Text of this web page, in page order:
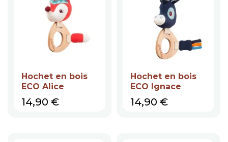
Hochet en bois
ECO Alice
Prix
14,90 €
Hochet en bois
ECO Ignace
Prix
14,90 €